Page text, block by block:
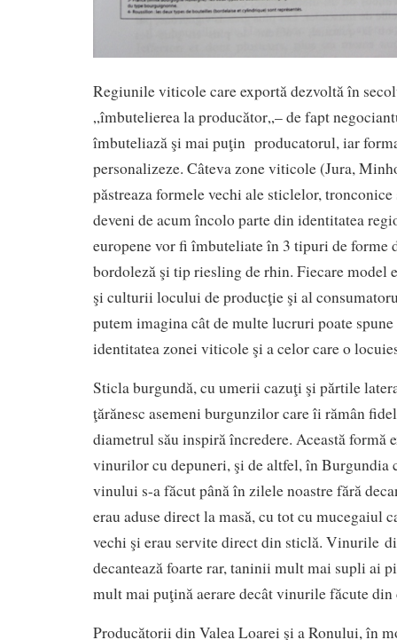
Regiunile viticole care exportă dezvoltă în
„îmbutelierea la producător„– de fapt
îmbuteliază şi mai puţin producatorul, iar
personalizeze. Câteva zone viticole (Jura,
păstreaza formele vechi ale sticlelor,
deveni de acum încolo parte din identitatea
europene vor fi îmbuteliate în 3 tipuri de forme
bordoleză şi tip riesling de rhin. Fiecare model
şi culturii locului de producţie şi al
putem imagina cât de multe lucruri poate
identitatea zonei viticole şi a celor care o
Sticla burgundă, cu umerii cazuţi şi părtile
ţărănesc asemeni burgunzilor care îi rămân
diametrul său inspiră încredere. Această formă
vinurilor cu depuneri, şi de altfel, în Burgundia
vinului s-a făcut până în zilele noastre fără
erau aduse direct la masă, cu tot cu mucegaiul
vechi şi erau servite direct din sticlă. Vinurile
decantează foarte rar, taninii mult mai supli ai
mult mai puţină aerare decât vinurile făcute din
Producătorii din Valea Loarei şi a Ronului, în